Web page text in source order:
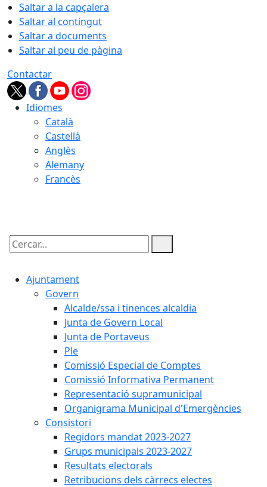
Saltar a la capçalera
Saltar al contingut
Saltar a documents
Saltar al peu de pàgina
Contactar
Idiomes
Català
Castellà
Anglès
Alemany
Francès
Cercar:
Ajuntament
Govern
Alcalde/ssa i tinences alcaldia
Junta de Govern Local
Junta de Portaveus
Ple
Comissió Especial de Comptes
Comissió Informativa Permanent
Representació supramunicipal
Organigrama Municipal d'Emergències
Consistori
Regidors mandat 2023-2027
Grups municipals 2023-2027
Resultats electorals
Retribucions dels càrrecs electes